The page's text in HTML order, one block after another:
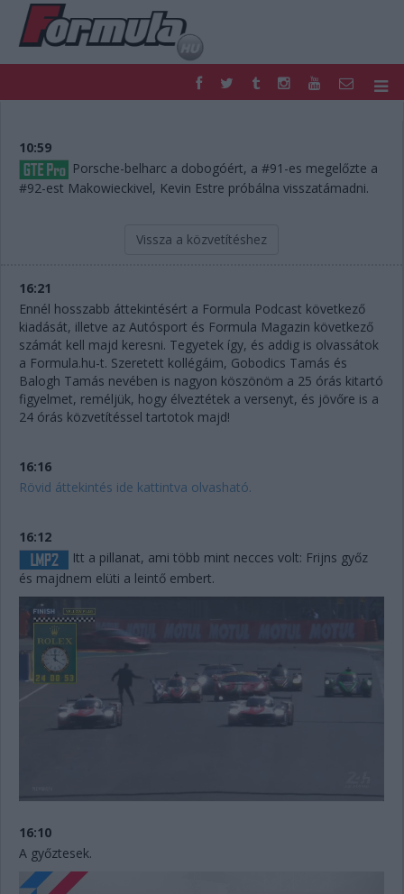
FORMULA
NEMZETKÖZI
HAZAI
RETRO
EGYÉB
TIPPJÁTÉK
10:59
Porsche-belharc a dobogóért, a #91-es megelőzte a
#92-est Makowieckivel, Kevin Estre próbálna visszatámadni.
Vissza a közvetítéshez
16:21
Ennél hosszabb áttekintésért a Formula Podcast következő
kiadását, illetve az Autósport és Formula Magazin következő
számát kell majd keresni. Tegyetek így, és addig is olvassátok
a Formula.hu-t. Szeretett kollégáim, Gobodics Tamás és
Balogh Tamás nevében is nagyon köszönöm a 25 órás kitartó
figyelmet, reméljük, hogy élveztétek a versenyt, és jövőre is a
24 órás közvetítéssel tartotok majd!
16:16
Rövid áttekintés ide kattintva olvasható.
16:12
Itt a pillanat, ami több mint necces volt: Frijns győz
és majdnem elüti a leintő embert.
16:10
A győztesek.